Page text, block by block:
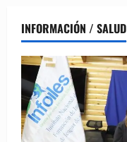
INFORMACIÓN / SALUD